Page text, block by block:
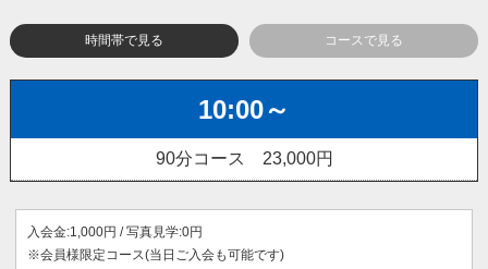
時間帯で見る コースで見る
10:00～
90分コース 23,000円
入会金:1,000円 / 写真見学:0円
※会員様限定コース(当日ご入会も可能です)